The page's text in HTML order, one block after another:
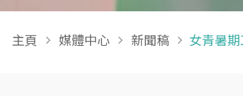
Breadcrumb
主頁 媒體中心 新聞稿 女青暑